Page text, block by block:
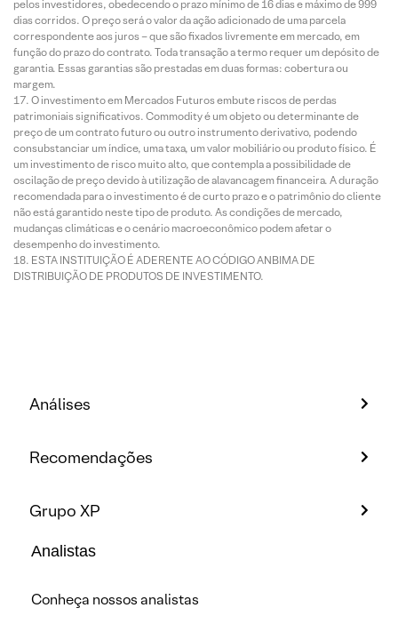
pelos investidores, obedecendo o prazo mínimo de 16 dias e máximo de 999
dias corridos. O preço será o valor da ação adicionado de uma parcela
correspondente aos juros – que são fixados livremente em mercado, em
função do prazo do contrato. Toda transação a termo requer um depósito de
garantia. Essas garantias são prestadas em duas formas: cobertura ou
margem.
O investimento em Mercados Futuros embute riscos de perdas
patrimoniais significativos. Commodity é um objeto ou determinante de
preço de um contrato futuro ou outro instrumento derivativo, podendo
consubstanciar um índice, uma taxa, um valor mobiliário ou produto físico. É
um investimento de risco muito alto, que contempla a possibilidade de
oscilação de preço devido à utilização de alavancagem financeira. A duração
recomendada para o investimento é de curto prazo e o patrimônio do cliente
não está garantido neste tipo de produto. As condições de mercado,
mudanças climáticas e o cenário macroeconômico podem afetar o
desempenho do investimento.
ESTA INSTITUIÇÃO É ADERENTE AO CÓDIGO ANBIMA DE
DISTRIBUIÇÃO DE PRODUTOS DE INVESTIMENTO.
Análises
Recomendações
Grupo XP
Analistas
Conheça nossos analistas